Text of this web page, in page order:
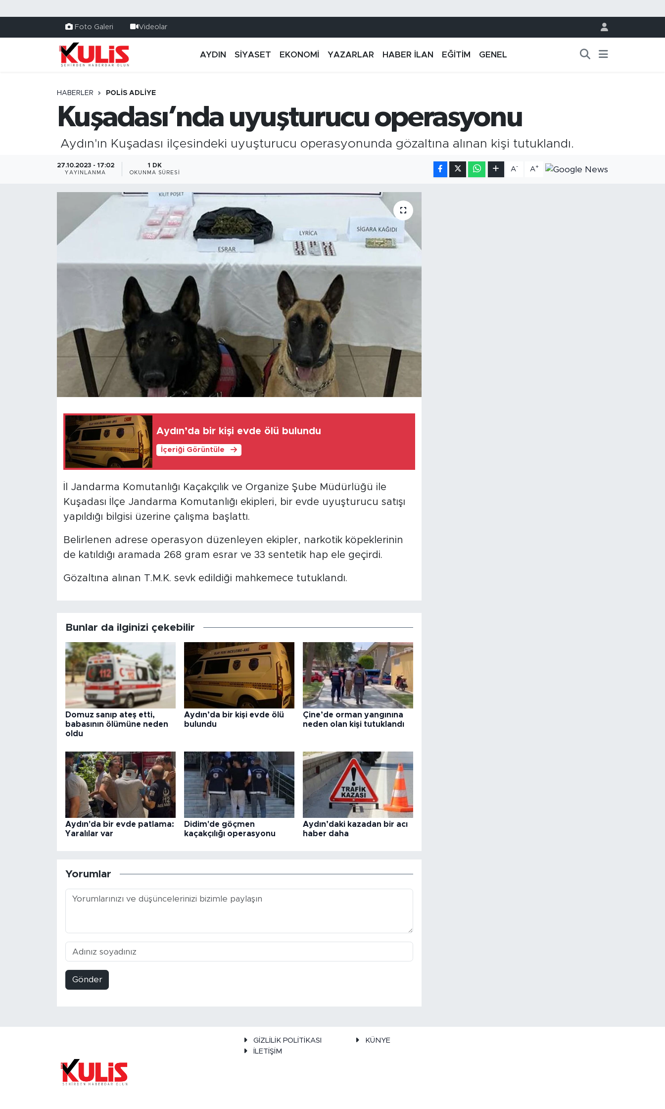
Foto Galeri Videolar
AYDIN SİYASET EKONOMİ YAZARLAR HABER İLAN EĞİTİM GENEL
HABERLER POLİS ADLİYE
Kuşadası’nda uyuşturucu operasyonu
Aydın'ın Kuşadası ilçesindeki uyuşturucu operasyonunda gözaltına alınan kişi tutuklandı.
27.10.2023 - 17:02
YAYINLANMA
1 DK
OKUNMA SÜRESI
A- A+
Aydın’da bir kişi evde ölü bulundu
İçeriği Görüntüle
İl Jandarma Komutanlığı Kaçakçılık ve Organize Şube Müdürlüğü ile
Kuşadası İlçe Jandarma Komutanlığı ekipleri, bir evde uyuşturucu satışı
yapıldığı bilgisi üzerine çalışma başlattı.
Belirlenen adrese operasyon düzenleyen ekipler, narkotik köpeklerinin
de katıldığı aramada 268 gram esrar ve 33 sentetik hap ele geçirdi.
Gözaltına alınan T.M.K. sevk edildiği mahkemece tutuklandı.
Bunlar da ilginizi çekebilir
Domuz sanıp ateş etti,
babasının ölümüne neden
oldu
Aydın’da bir kişi evde ölü
bulundu
Çine’de orman yangınına
neden olan kişi tutuklandı
Aydın'da bir evde patlama:
Yaralılar var
Didim'de göçmen
kaçakçılığı operasyonu
Aydın’daki kazadan bir acı
haber daha
Yorumlar
Gönder
GİZLİLİK POLİTİKASI
KÜNYE
İLETİŞİM